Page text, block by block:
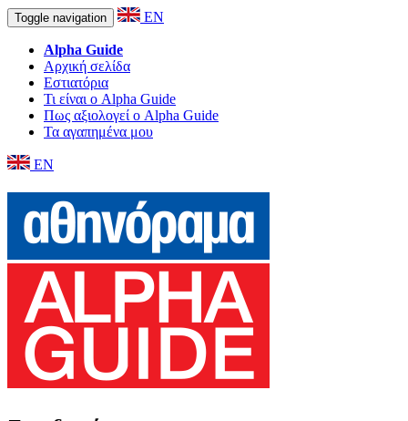
Toggle navigation EN
Alpha Guide
Αρχική σελίδα
Εστιατόρια
Τι είναι ο Alpha Guide
Πως αξιολογεί ο Alpha Guide
Τα αγαπημένα μου
EN